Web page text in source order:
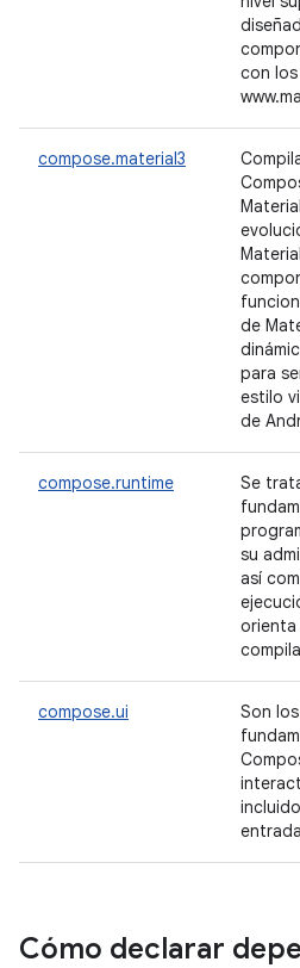
con
compose.material3
de
para
estilo
de
compose.runtime
Se
su
así
orienta
compose.ui
Son
Cómo declarar